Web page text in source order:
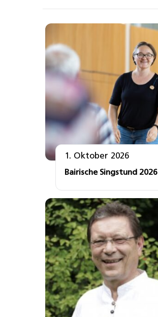
1. Oktober 2026
Bairische Singstund 2026